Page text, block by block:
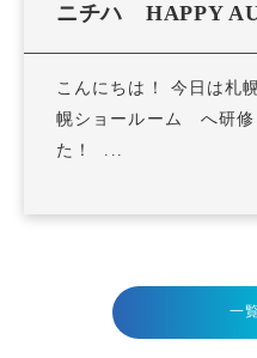
ニチハ HAPPY
こんにちは！ 今日は札
幌ショールーム へ研修
た！ ...
一